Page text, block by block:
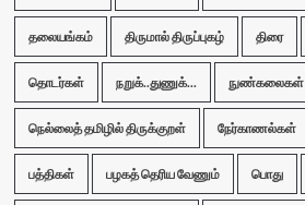
தலையங்கம் திருமால் திருப்புகழ் திரை
தொடர்கள் நறுக்..துணுக்... நுண்கலைகள்
நெல்லைத் தமிழில் திருக்குறள் நேர்காணல்கள்
பத்திகள் பழகத் தெரிய வேணும் பொது